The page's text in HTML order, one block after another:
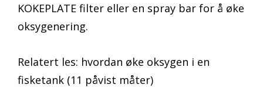
KOKEPLATE filter eller en spray bar for å øke
oksygenering.
Relatert les: hvordan øke oksygen i en
fisketank (11 påvist måter)